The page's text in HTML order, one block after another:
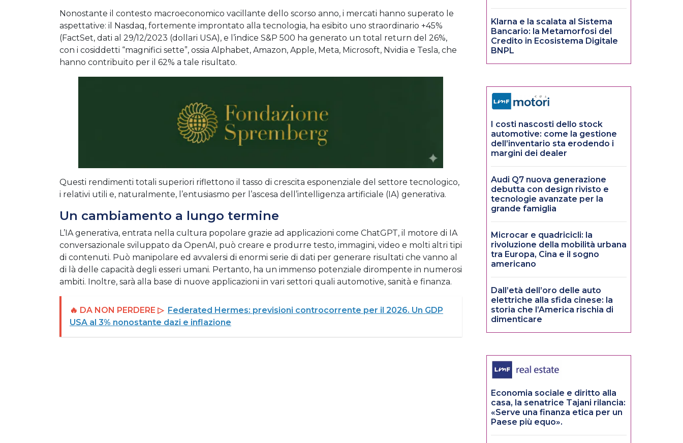
Nonostante il contesto macroeconomico vacillante dello scorso anno, i mercati hanno superato le
aspettative: il Nasdaq, fortemente improntato alla tecnologia, ha esibito uno straordinario +45%
(FactSet, dati al 29/12/2023 (dollari USA), e l’indice S&P 500 ha generato un total return del 26%,
con i cosiddetti “magnifici sette”, ossia Alphabet, Amazon, Apple, Meta, Microsoft, Nvidia e Tesla, che
hanno contribuito per il 62% a tale risultato.
Questi rendimenti totali superiori riflettono il tasso di crescita esponenziale del settore tecnologico,
i relativi utili e, naturalmente, l’entusiasmo per l’ascesa dell’intelligenza artificiale (IA) generativa.
Un cambiamento a lungo termine
L’IA generativa, entrata nella cultura popolare grazie ad applicazioni come ChatGPT, il motore di IA
conversazionale sviluppato da OpenAI, può creare e produrre testo, immagini, video e molti altri tipi
di contenuti. Può manipolare ed avvalersi di enormi serie di dati per generare risultati che vanno al
di là delle capacità degli esseri umani. Pertanto, ha un immenso potenziale dirompente in numerosi
ambiti. Inoltre, sarà alla base di nuove applicazioni in vari settori quali automotive, sanità e finanza.
🔥 DA NON PERDERE ▷ Federated Hermes: previsioni controcorrente per il 2026. Un GDP
USA al 3% nonostante dazi e inflazione
Klarna e la scalata al Sistema
Bancario: la Metamorfosi del
Credito in Ecosistema Digitale
BNPL
I costi nascosti dello stock
automotive: come la gestione
dell’inventario sta erodendo i
margini dei dealer
Audi Q7 nuova generazione
debutta con design rivisto e
tecnologie avanzate per la
grande famiglia
Microcar e quadricicli: la
rivoluzione della mobilità urbana
tra Europa, Cina e il sogno
americano
Dall’età dell’oro delle auto
elettriche alla sfida cinese: la
storia che l’America rischia di
dimenticare
Economia sociale e diritto alla
casa, la senatrice Tajani rilancia:
«Serve una finanza etica per un
Paese più equo».